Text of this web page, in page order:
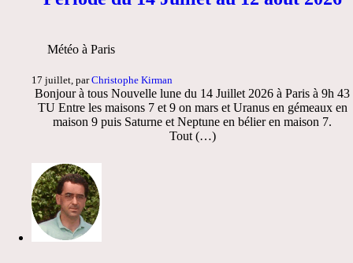
Météo à Paris
17 juillet, parChristophe Kirman
Bonjour à tous Nouvelle lune du 14 Juillet 2026 à Paris à 9h 43
TU Entre les maisons 7 et 9 on mars et Uranus en gémeaux en
maison 9 puis Saturne et Neptune en bélier en maison 7.
Tout (…)